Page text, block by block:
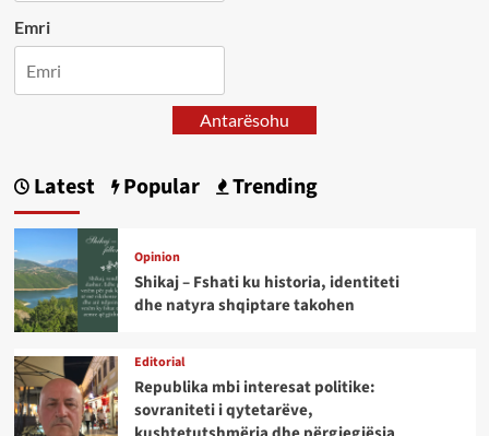
Emri
Antarësohu
Latest Popular Trending
Opinion
Shikaj – Fshati ku historia, identiteti
dhe natyra shqiptare takohen
Editorial
Republika mbi interesat politike:
sovraniteti i qytetarëve,